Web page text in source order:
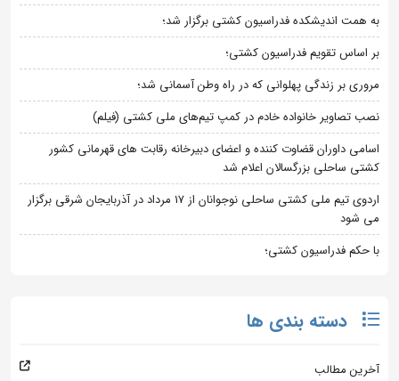
به همت اندیشکده فدراسیون کشتی برگزار شد؛
بر اساس تقویم فدراسیون کشتی؛
مروری بر زندگی پهلوانی که در راه وطن آسمانی شد؛
نصب تصاویر خانواده خادم در کمپ تیم‌های ملی کشتی (فیلم)
اسامی داوران قضاوت کننده و اعضای دبیرخانه رقابت های قهرمانی کشور
کشتی ساحلی بزرگسالان اعلام شد
اردوی تیم ملی کشتی ساحلی نوجوانان از 17 مرداد در آذربایجان شرقی برگزار
می شود
با حکم فدراسیون کشتی؛
دسته بندی ها
آخرین مطالب